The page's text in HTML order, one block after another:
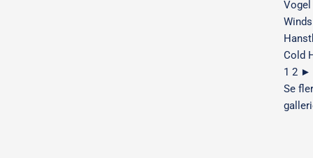
1 2 ►
Se